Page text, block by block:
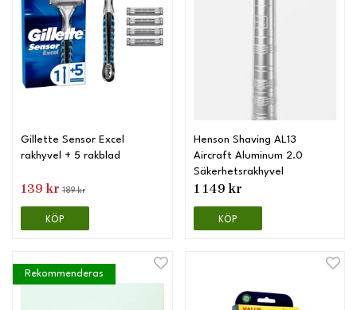
Gillette Sensor Excel
rakhyvel + 5 rakblad
139 kr 189 kr
KÖP
Henson Shaving AL13
Aircraft Aluminum 2.0
Säkerhetsrakhyvel
1 149 kr
KÖP
Rekommenderas